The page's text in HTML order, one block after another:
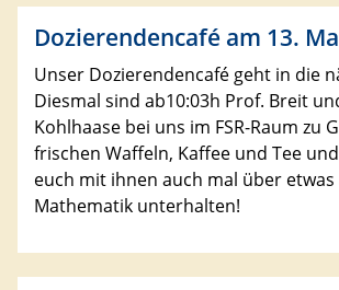
Dozierendencafé am 13.
Unser Dozierendencafé geht in die
Diesmal sind ab10:03h Prof. Breit
Kohlhaase bei uns im FSR-Raum zu
frischen Waffeln, Kaffee und Tee
euch mit ihnen auch mal über etwas
Mathematik unterhalten!